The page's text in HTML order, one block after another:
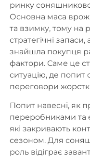
ринку
Основна маса
та взимку, тому на
стратегічні
знайшла покупця
фактори. Саме це
ситуацію, де попит
переговори
Попит навесні, як
переробниками та
які закривають
сезоном. Для
роль відіграє